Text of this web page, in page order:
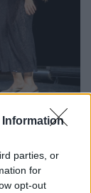
Information
parties, or
for
opt-out
László
abban a